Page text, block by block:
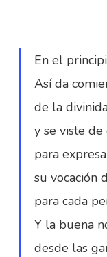
En el
Así da
de la
y se viste
para
su vocación
para cada
Y la buena
desde las